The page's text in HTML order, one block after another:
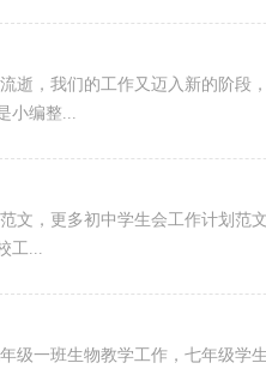
逝，我们的工作又迈入新的阶段
小编整...
文，更多初中学生会工作计划范
工...
级一班生物教学工作，七年级学